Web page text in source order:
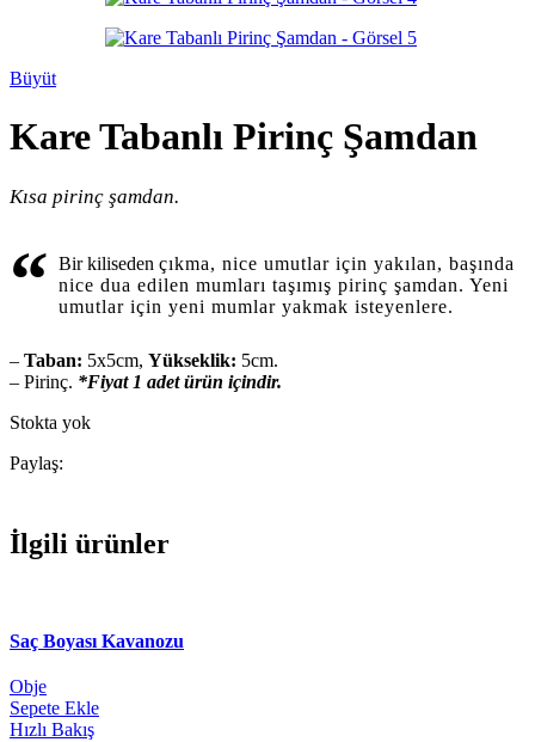
Büyüt
Kare Tabanlı Pirinç Şamdan
Kısa pirinç şamdan.
“ Bir kiliseden çıkma, nice umutlar için yakılan, başında
nice dua edilen mumları taşımış pirinç şamdan. Yeni
umutlar için yeni mumlar yakmak isteyenlere.
– Taban: 5x5cm, Yükseklik: 5cm.
– Pirinç. *Fiyat 1 adet ürün içindir.
Stokta yok
Paylaş:
İlgili ürünler
Saç Boyası Kavanozu
Obje
Sepete Ekle
Hızlı Bakış